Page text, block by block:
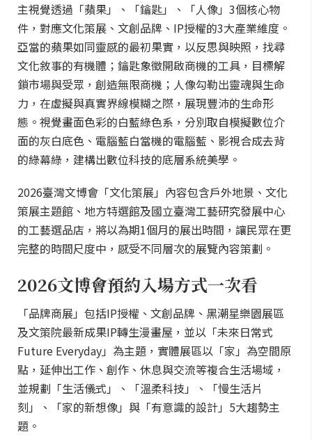
主視覺透過「蘋果」、「鑰匙」、「人像」3個核心物
件，對應文化策展、文創品牌、IP授權的3大產業維度。
亞當的蘋果如同靈感的最初果實，以反思與映照，找尋
文化敘事的有機體；鑰匙象徵開啟商機的工具，目標解
鎖市場與受眾，創造無限商機；人像勾勒出靈魂與生命
力，在虛擬與真實界線模糊之際，展現豐沛的生命形
態。視覺畫面色彩的白藍綠色系，分別取自模擬數位介
面的灰白底色、電腦藍白當機的電腦藍、影視合成去背
的綠幕綠，建構出數位科技的底層系統美學。
2026臺灣文博會「文化策展」內容包含戶外地景、文化
策展主題館、地方特選館及國立臺灣工藝研究發展中心
的工藝選品店，將以為期1個月的展出時間，讓民眾在更
完整的時間尺度中，感受不同層次的展覽內容策劃。
2026文博會預約入場方式一次看
「品牌商展」包括IP授權、文創品牌、黑潮星樂園展區
及文策院最新成果IP轉生漫畫屋，並以「未來日常式
Future Everyday」為主題，實體展區以「家」為空間原
點，延伸出工作、創作、休息與交流等複合生活場域，
並規劃「生活儀式」、「溫柔科技」、「慢生活片
刻」、「家的新想像」與「有意識的設計」5大趨勢主
題。